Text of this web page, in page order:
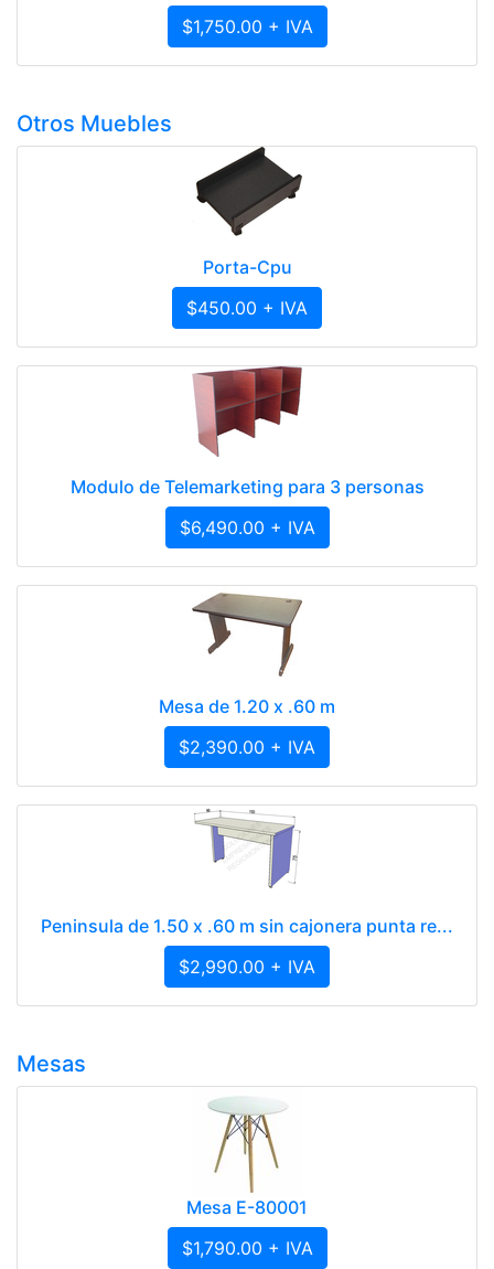
$1,750.00 + IVA
Otros Muebles
Porta-Cpu
$450.00 + IVA
Modulo de Telemarketing para 3 personas
$6,490.00 + IVA
Mesa de 1.20 x .60 m
$2,390.00 + IVA
Peninsula de 1.50 x .60 m sin cajonera punta re...
$2,990.00 + IVA
Mesas
Mesa E-80001
$1,790.00 + IVA